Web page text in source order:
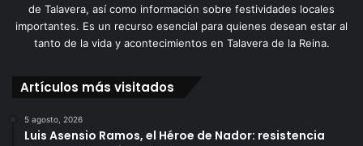
de Talavera, así como información sobre festividades locales
importantes. Es un recurso esencial para quienes desean estar al
tanto de la vida y acontecimientos en Talavera de la Reina.
Artículos más visitados
5 agosto, 2026
Luis Asensio Ramos, el Héroe de Nador: resistencia